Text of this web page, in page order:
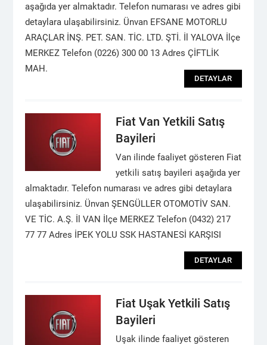
aşağıda yer almaktadır. Telefon numarası ve adres gibi
detaylara ulaşabilirsiniz. Ünvan EFSANE MOTORLU
ARAÇLAR İNŞ. PET. SAN. TİC. LTD. ŞTİ. İl YALOVA İlçe
MERKEZ Telefon (0226) 300 00 13 Adres ÇİFTLİK
MAH.
DETAYLAR
Fiat Van Yetkili Satış
Bayileri
Van ilinde faaliyet gösteren Fiat
yetkili satış bayileri aşağıda yer
almaktadır. Telefon numarası ve adres gibi detaylara
ulaşabilirsiniz. Ünvan ŞENGÜLLER OTOMOTİV SAN.
VE TİC. A.Ş. İl VAN İlçe MERKEZ Telefon (0432) 217
77 77 Adres İPEK YOLU SSK HASTANESİ KARŞISI
DETAYLAR
Fiat Uşak Yetkili Satış
Bayileri
Uşak ilinde faaliyet gösteren